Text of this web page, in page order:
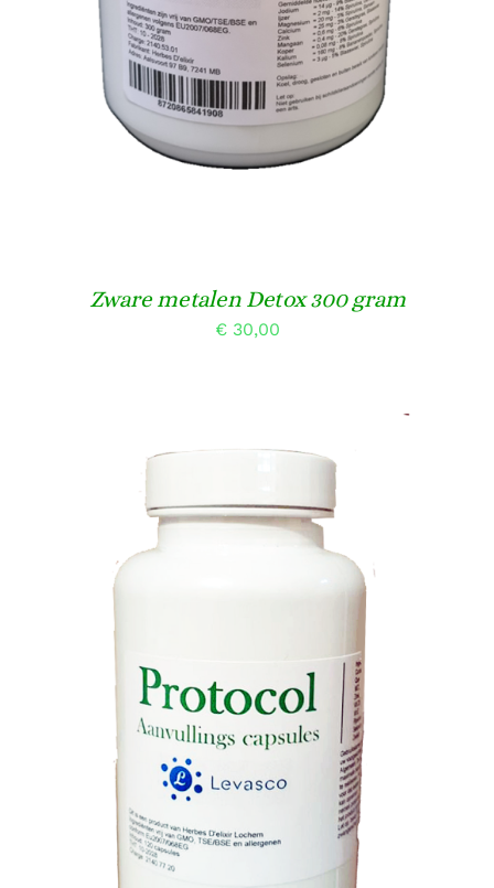
Zware metalen Detox 300 gram
€30,00
TOEVOEGEN AAN WINKELWAGEN